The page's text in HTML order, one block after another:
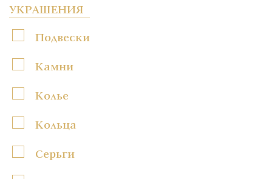
УКРАШЕНИЯ
Подвески
Камни
Колье
Кольца
Серьги